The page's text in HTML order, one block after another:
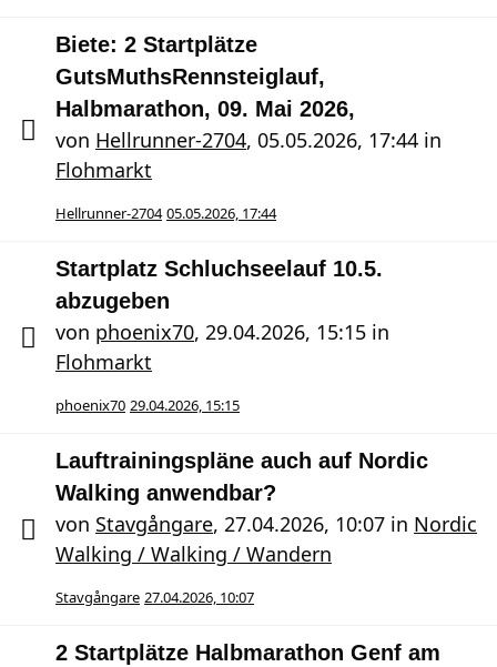
Biete: 2 Startplätze
GutsMuthsRennsteiglauf,
Halbmarathon, 09. Mai 2026,
von Hellrunner-2704, 05.05.2026, 17:44 in
Flohmarkt
Hellrunner-2704 05.05.2026, 17:44
Startplatz Schluchseelauf 10.5.
abzugeben
von phoenix70, 29.04.2026, 15:15 in
Flohmarkt
phoenix70 29.04.2026, 15:15
Lauftrainingspläne auch auf Nordic
Walking anwendbar?
von Stavgångare, 27.04.2026, 10:07 in Nordic
Walking / Walking / Wandern
Stavgångare 27.04.2026, 10:07
2 Startplätze Halbmarathon Genf am